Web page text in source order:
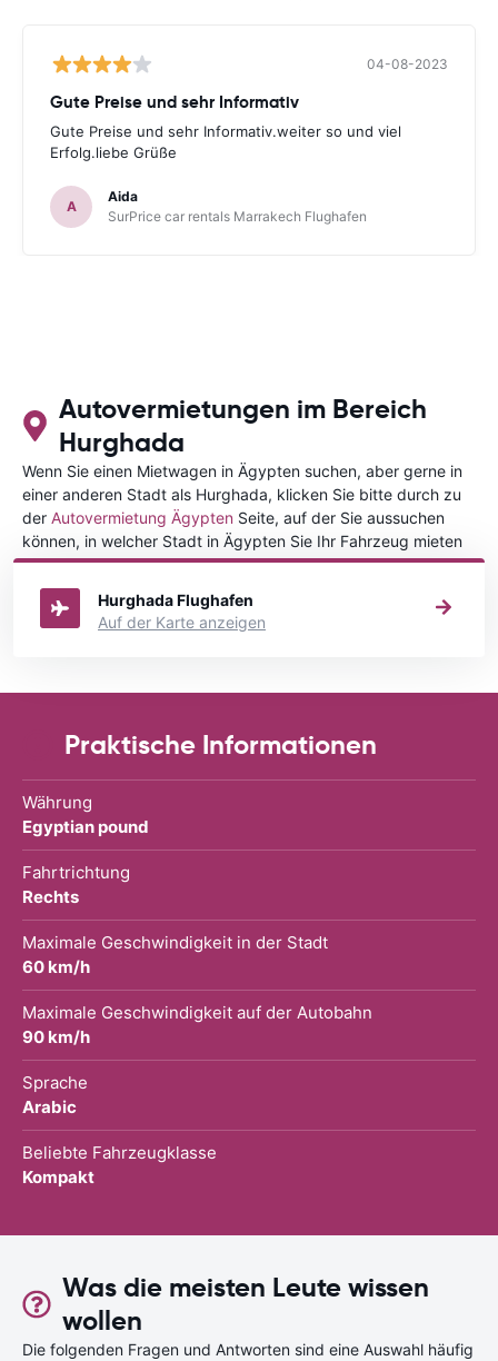
04-08-2023
Gute Preise und sehr Informativ
Gute Preise und sehr Informativ.weiter so und viel
Erfolg.liebe Grüße
A
Aida
SurPrice car rentals Marrakech Flughafen
Autovermietungen im Bereich
Hurghada
Wenn Sie einen Mietwagen in Ägypten suchen, aber gerne in
einer anderen Stadt als Hurghada, klicken Sie bitte durch zu
der Autovermietung Ägypten Seite, auf der Sie aussuchen
können, in welcher Stadt in Ägypten Sie Ihr Fahrzeug mieten
wollen.
Hurghada Flughafen
Auf der Karte anzeigen
Praktische Informationen
Währung
Egyptian pound
Fahrtrichtung
Rechts
Maximale Geschwindigkeit in der Stadt
60 km/h
Maximale Geschwindigkeit auf der Autobahn
90 km/h
Sprache
Arabic
Beliebte Fahrzeugklasse
Kompakt
Was die meisten Leute wissen
wollen
Die folgenden Fragen und Antworten sind eine Auswahl häufig